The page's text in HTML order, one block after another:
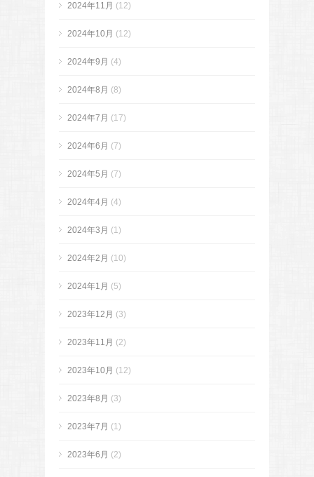
2024年11月 (12)
2024年10月 (12)
2024年9月 (4)
2024年8月 (8)
2024年7月 (17)
2024年6月 (7)
2024年5月 (7)
2024年4月 (4)
2024年3月 (1)
2024年2月 (10)
2024年1月 (5)
2023年12月 (3)
2023年11月 (2)
2023年10月 (12)
2023年8月 (3)
2023年7月 (1)
2023年6月 (2)